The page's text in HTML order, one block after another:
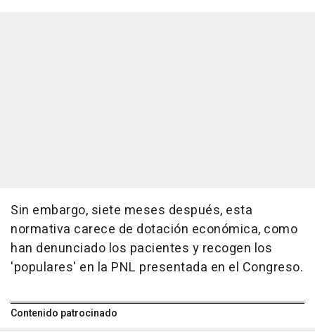
Sin embargo, siete meses después, esta
normativa carece de dotación económica, como
han denunciado los pacientes y recogen los
'populares' en la PNL presentada en el Congreso.
Contenido patrocinado